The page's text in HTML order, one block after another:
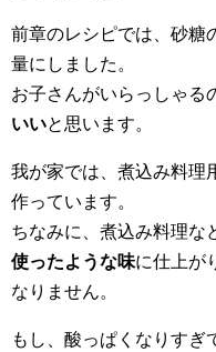
前章のレシピでは、砂糖
量にしました。
お子さんがいらっしゃる
いいと思います。
我が家では、煮込み料理
作っています。
ちなみに、煮込み料理な
使ったような味に仕上が
なりません。
もし、酸っぱくなりすぎ